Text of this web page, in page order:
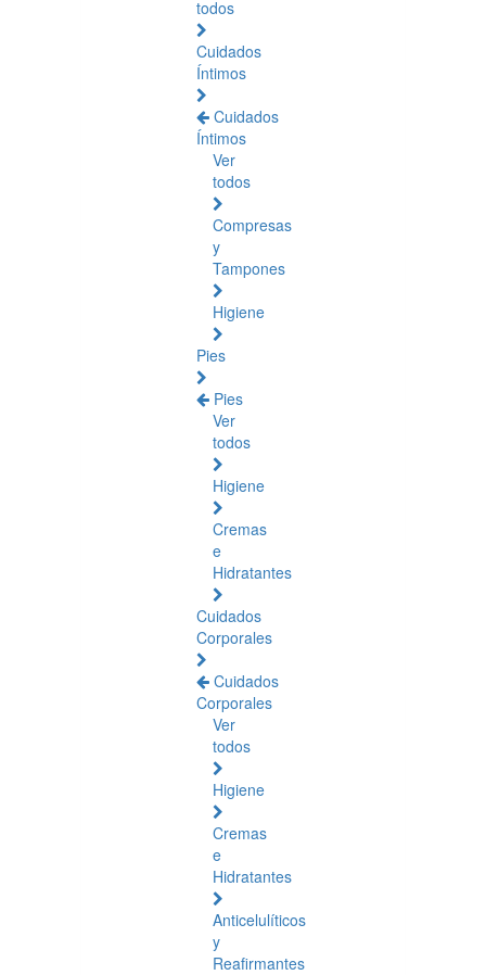
todos
Cuidados
Íntimos
Cuidados
Íntimos
Ver
todos
Compresas
y
Tampones
Higiene
Pies
Pies
Ver
todos
Higiene
Cremas
e
Hidratantes
Cuidados
Corporales
Cuidados
Corporales
Ver
todos
Higiene
Cremas
e
Hidratantes
Anticelulíticos
y
Reafirmantes